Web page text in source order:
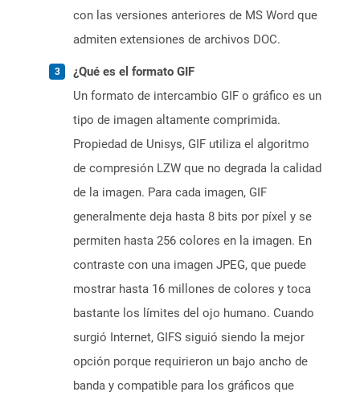
con las versiones anteriores de MS Word que
admiten extensiones de archivos DOC.
¿Qué es el formato GIF
Un formato de intercambio GIF o gráfico es un
tipo de imagen altamente comprimida.
Propiedad de Unisys, GIF utiliza el algoritmo
de compresión LZW que no degrada la calidad
de la imagen. Para cada imagen, GIF
generalmente deja hasta 8 bits por píxel y se
permiten hasta 256 colores en la imagen. En
contraste con una imagen JPEG, que puede
mostrar hasta 16 millones de colores y toca
bastante los límites del ojo humano. Cuando
surgió Internet, GIFS siguió siendo la mejor
opción porque requirieron un bajo ancho de
banda y compatible para los gráficos que